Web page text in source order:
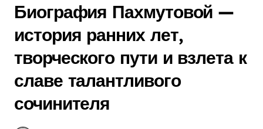
Биография Пахмутовой —
история ранних лет,
творческого пути и взлета к
славе талантливого
сочинителя